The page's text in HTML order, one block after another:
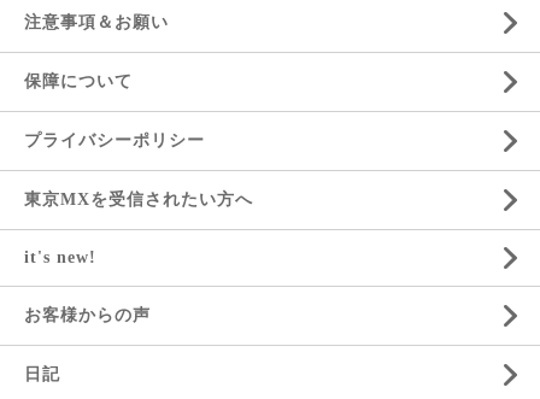
注意事項＆お願い
保障について
プライバシーポリシー
東京MXを受信されたい方へ
it's new!
お客様からの声
日記